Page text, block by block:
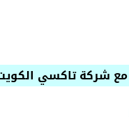
شركة تاكسي